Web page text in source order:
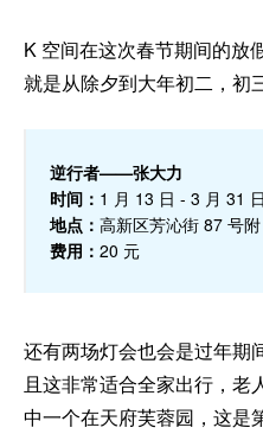
K 空间在这次春节期间的放
就是从除夕到大年初二，初
逆行者——张大力
时间： 1 月 13 日 - 3 月 31
地点： 高新区芳沁街 87 号
费用： 20 元
还有两场灯会也会是过年期
且这非常适合全家出行，老
中一个在天府芙蓉园，这是